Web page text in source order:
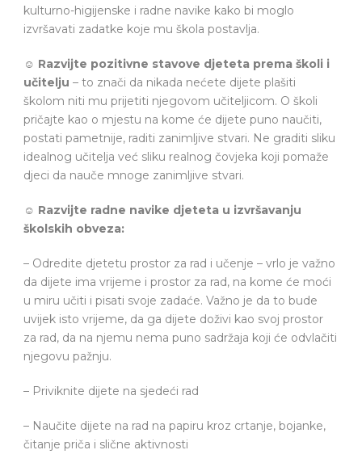
kulturno-higijenske i radne navike kako bi moglo
izvršavati zadatke koje mu škola postavlja.
☺ Razvijte pozitivne stavove djeteta prema školi i
učitelju – to znači da nikada nećete dijete plašiti
školom niti mu prijetiti njegovom učiteljicom. O školi
pričajte kao o mjestu na kome će dijete puno naučiti,
postati pametnije, raditi zanimljive stvari. Ne graditi sliku
idealnog učitelja već sliku realnog čovjeka koji pomaže
djeci da nauče mnoge zanimljive stvari.
☺ Razvijte radne navike djeteta u izvršavanju
školskih obveza:
– Odredite djetetu prostor za rad i učenje – vrlo je važno
da dijete ima vrijeme i prostor za rad, na kome će moći
u miru učiti i pisati svoje zadaće. Važno je da to bude
uvijek isto vrijeme, da ga dijete doživi kao svoj prostor
za rad, da na njemu nema puno sadržaja koji će odvlačiti
njegovu pažnju.
– Priviknite dijete na sjedeći rad
– Naučite dijete na rad na papiru kroz crtanje, bojanke,
čitanje priča i slične aktivnosti